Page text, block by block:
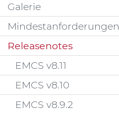
Galerie
Mindestanforderungen
Releasenotes
EMCS v8.11
EMCS v8.10
EMCS v8.9.2